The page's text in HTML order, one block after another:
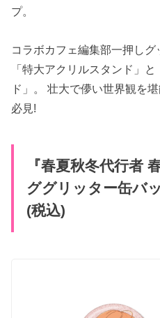
プ。
コラボカフェ編集部一押し
「特大アクリルスタンド」
ド」。 壮大で儚い世界観を
必見!
『春夏秋冬代行者
ググリッター缶バ
(税込)